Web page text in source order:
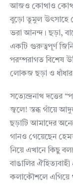
আজও কোথাও
বুড়ো তুমুল উৎসাহে
ভরা আনন্দ। ছড়া,
একটি গুরুত্বপূর্ণ
পরম্পরাগত বিশেষ
লোকজ ছড়া ও
সত্যেন্দ্রনাথ
জ্বলে! স্তব্ধ গাঁয়ে
ছড়াটি আমাদের
গানও গেয়েছেন
নিয়ে এখানে কিছু
বাঙালির
কলাকৌশলে এগিয়ে